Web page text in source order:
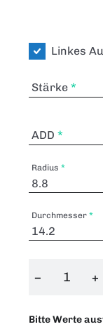
Linkes
Stärke
ADD
Radius
Durchmesser
− +
Bitte Werte